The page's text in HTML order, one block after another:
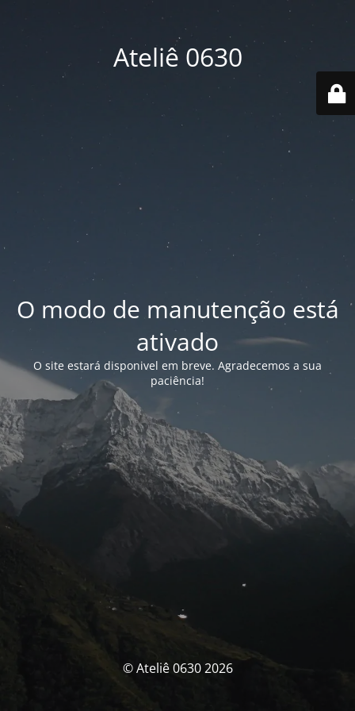
Ateliê 0630
O modo de manutenção está
ativado
O site estará disponivel em breve. Agradecemos a sua
paciência!
© Ateliê 0630 2026